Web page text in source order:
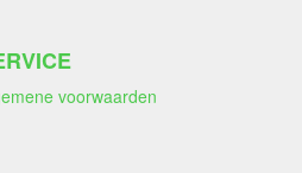
voorwaarden